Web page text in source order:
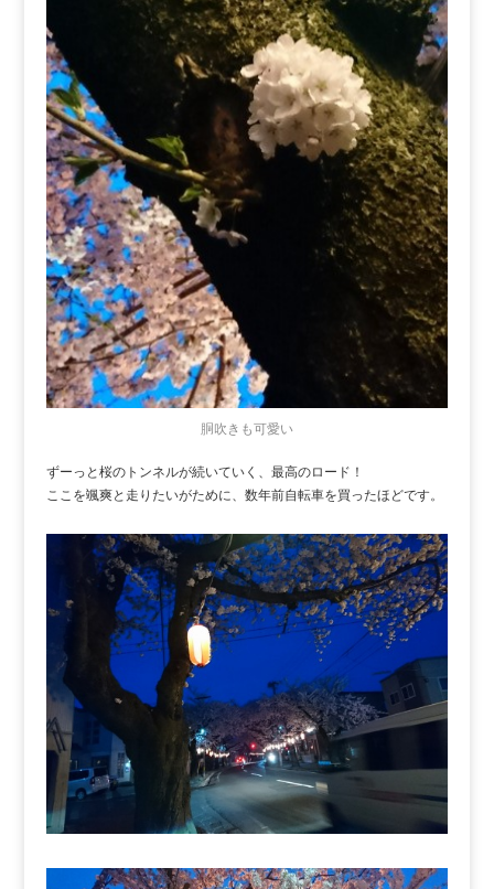
胴吹きも可愛い
ずーっと桜のトンネルが続いていく、最高のロード！
ここを颯爽と走りたいがために、数年前自転車を買ったほどです。